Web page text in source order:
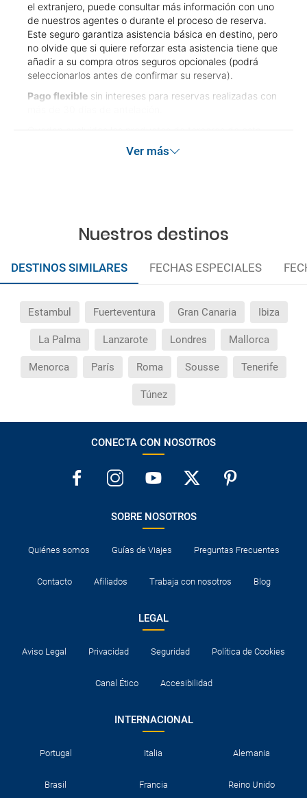
el extranjero, puede consultar más información con uno
de nuestros agentes o durante el proceso de reserva.
Este seguro garantiza asistencia básica en destino, pero
no olvide que si quiere reforzar esta asistencia tiene que
añadir a su compra otros seguros opcionales (podrá
seleccionarlos antes de confirmar su reserva).
Pago flexible sin intereses para reservas realizadas con
Ver más
Nuestros destinos
DESTINOS SIMILARES FECHAS ESPECIALES
Estambul Fuerteventura Gran Canaria Ibiza
La Palma Lanzarote Londres Mallorca
Menorca París Roma Sousse Tenerife
Túnez
CONECTA CON NOSOTROS
SOBRE NOSOTROS
Quiénes somos Guías de Viajes Preguntas Frecuentes
Contacto Afiliados Trabaja con nosotros Blog
LEGAL
Aviso Legal Privacidad Seguridad Política de Cookies
Canal Ético Accesibilidad
INTERNACIONAL
Portugal Italia Alemania
Brasil Francia Reino Unido